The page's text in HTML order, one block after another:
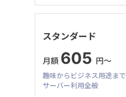
スタンダード
月額 605 円〜
趣味からビジネス用途まで
サーバー利用全般